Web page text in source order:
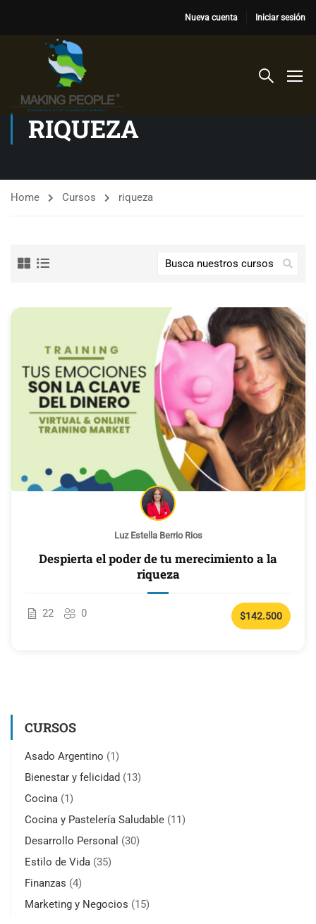
Nueva cuenta Iniciar sesión
RIQUEZA
Home Cursos riqueza
Luz Estella Berrio Rios
Despierta el poder de tu merecimiento a la
riqueza
22 0 $142.500
CURSOS
Asado Argentino (1)
Bienestar y felicidad (13)
Cocina (1)
Cocina y Pastelería Saludable (11)
Desarrollo Personal (30)
Estilo de Vida (35)
Finanzas (4)
Marketing y Negocios (15)